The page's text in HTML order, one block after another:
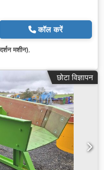
कॉल करें
मशीन),
छोटा विज्ञापन